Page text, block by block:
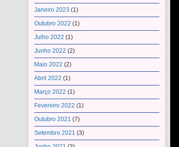
Janeiro 2023 (1)
Outubro 2022 (1)
Julho 2022 (1)
Junho 2022 (2)
Maio 2022 (2)
Abril 2022 (1)
Março 2022 (1)
Fevereiro 2022 (1)
Outubro 2021 (7)
Setembro 2021 (3)